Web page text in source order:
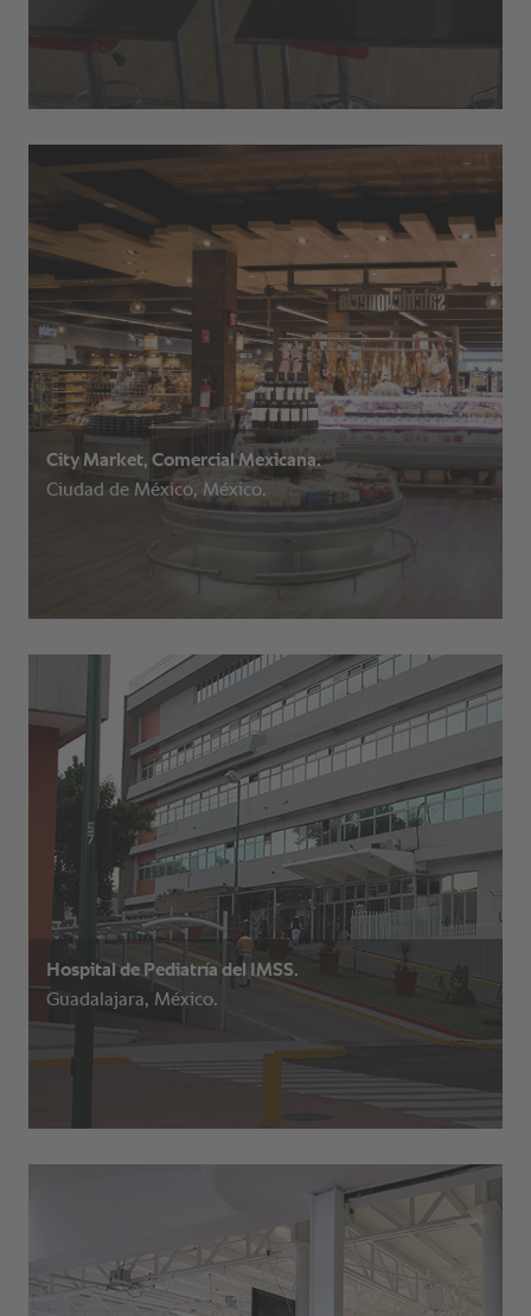
City Market, Comercial Mexicana.
Ciudad de México, México.
Hospital de Pediatría del IMSS.
Guadalajara, México.